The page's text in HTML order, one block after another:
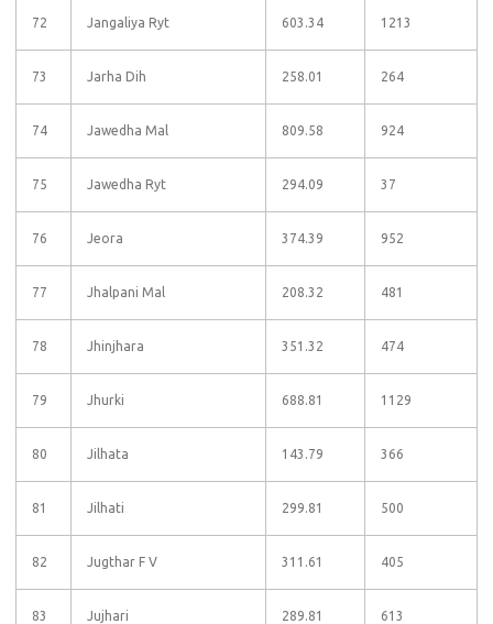
72 Jangaliya Ryt 603.34 1213
73 Jarha Dih 258.01 264
74 Jawedha Mal 809.58 924
75 Jawedha Ryt 294.09 37
76 Jeora 374.39 952
77 Jhalpani Mal 208.32 481
78 Jhinjhara 351.32 474
79 Jhurki 688.81 1129
80 Jilhata 143.79 366
81 Jilhati 299.81 500
82 Jugthar F V 311.61 405
83 Jujhari 289.81 613